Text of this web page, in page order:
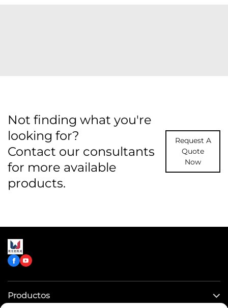
Not finding what you're
looking for?
Contact our consultants
for more available
products.
Request A
Quote
Now
Productos